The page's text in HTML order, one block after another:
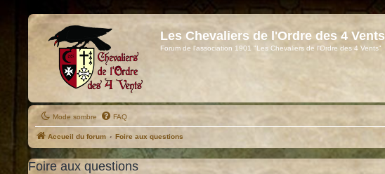
Les Chevaliers de l'Ordre des 4 Vents
Forum de l'association 1901 "Les Chevaliers de l'Ordre des 4 Vents"
Mode sombre FAQ
Accueil du forum Foire aux questions
Foire aux questions